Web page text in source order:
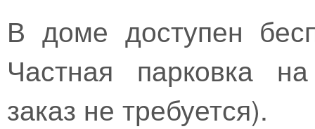
В доме доступен
Частная парковка
заказ не требуется).